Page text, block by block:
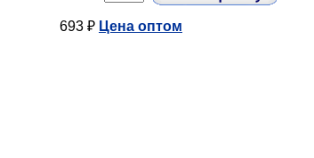
693 ₽ Цена оптом